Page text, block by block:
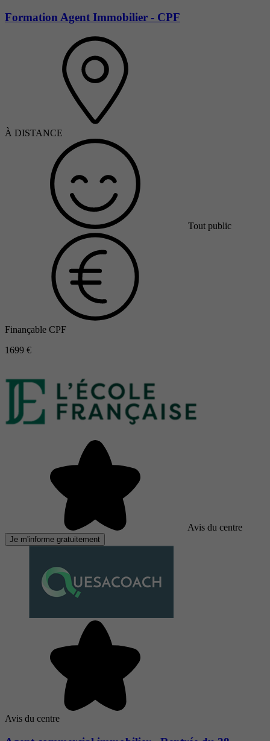
Formation Agent Immobilier - CPF
À DISTANCE
Tout public
Finançable CPF
1699 €
Avis du centre
Je m'informe gratuitement
Avis du centre